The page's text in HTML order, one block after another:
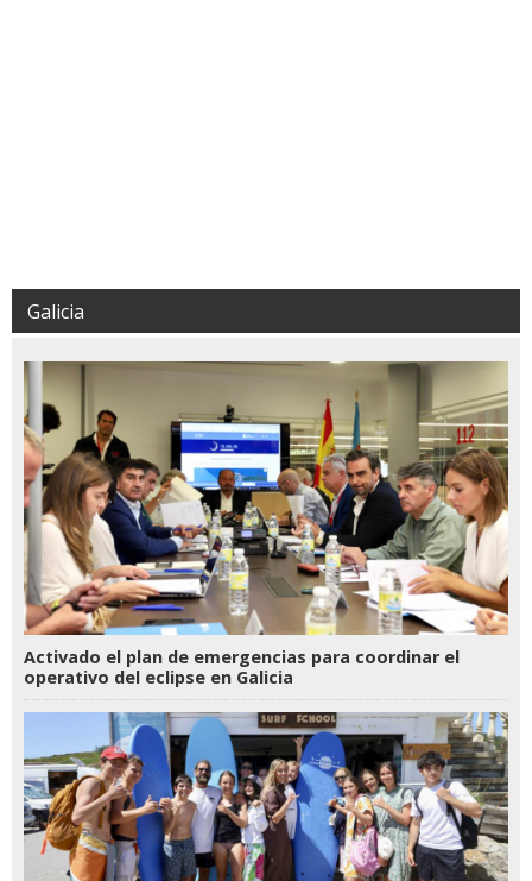
Galicia
Activado el plan de emergencias para coordinar el
operativo del eclipse en Galicia